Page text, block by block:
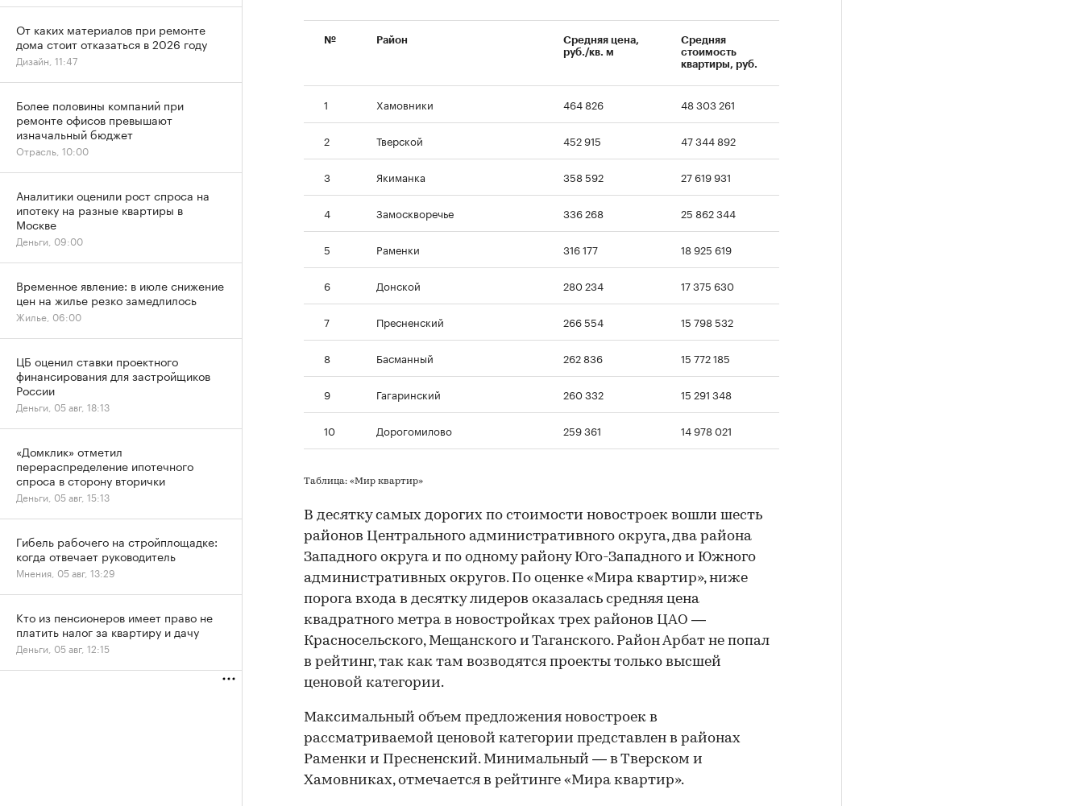
№ Район
Средняя цена,
руб./кв. м
Средняя
стоимость
квартиры, руб.
1 Хамовники 464 826 48 303 261
2 Тверской 452 915 47 344 892
3 Якиманка 358 592 27 619 931
4 Замоскворечье 336 268 25 862 344
5 Раменки 316 177 18 925 619
6 Донской 280 234 17 375 630
7 Пресненский 266 554 15 798 532
8 Басманный 262 836 15 772 185
9 Гагаринский 260 332 15 291 348
10 Дорогомилово 259 361 14 978 021
Таблица: «Мир квартир»
В десятку самых дорогих по стоимости новостроек вошли шесть
районов Центрального административного округа, два района
Западного округа и по одному району Юго-Западного и Южного
административных округов. По оценке «Мира квартир», ниже
порога входа в десятку лидеров оказалась средняя цена
квадратного метра в новостройках трех районов ЦАО —
Красносельского, Мещанского и Таганского. Район Арбат не попал
в рейтинг, так как там возводятся проекты только высшей
ценовой категории.
Максимальный объем предложения новостроек в
рассматриваемой ценовой категории представлен в районах
Раменки и Пресненский. Минимальный — в Тверском и
Хамовниках, отмечается в рейтинге «Мира квартир».
От каких материалов при ремонте
дома стоит отказаться в 2026 году
Дизайн, 11:47
Более половины компаний при
ремонте офисов превышают
изначальный бюджет
Отрасль, 10:00
Аналитики оценили рост спроса на
ипотеку на разные квартиры в
Москве
Деньги, 09:00
Временное явление: в июле снижение
цен на жилье резко замедлилось
Жилье, 06:00
ЦБ оценил ставки проектного
финансирования для застройщиков
России
Деньги, 05 авг, 18:13
«Домклик» отметил
перераспределение ипотечного
спроса в сторону вторички
Деньги, 05 авг, 15:13
Гибель рабочего на стройплощадке:
когда отвечает руководитель
Мнения, 05 авг, 13:29
Кто из пенсионеров имеет право не
платить налог за квартиру и дачу
Деньги, 05 авг, 12:15